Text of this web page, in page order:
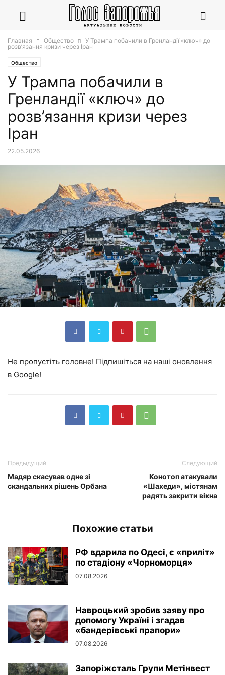
Главная Общество
У Трампа побачили в Гренландії «ключ» до
розв’язання кризи через Іран
Общество
У Трампа побачили в
Гренландії «ключ» до
розв’язання кризи через
Іран
22.05.2026
Не пропустіть головне! Підпишіться на наші оновлення
в Google!
Предыдущий
Мадяр скасував одне зі
скандальних рішень Орбана
Следующий
Конотоп атакували
«Шахеди», містянам
радять закрити вікна
Похожие статьи
РФ вдарила по Одесі, є «приліт»
по стадіону «Чорноморця»
07.08.2026
Навроцький зробив заяву про
допомогу Україні і згадав
«бандерівські прапори»
07.08.2026
Запоріжсталь Групи Метінвест